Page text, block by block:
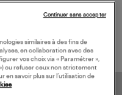
similaires à des fins de
en collaboration avec des
vos choix via « Paramétrer »,
ou refuser ceux non strictement
en savoir plus sur l’utilisation de
Continuer sans accepter